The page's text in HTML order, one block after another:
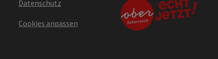
Datenschutz
Cookies anpassen